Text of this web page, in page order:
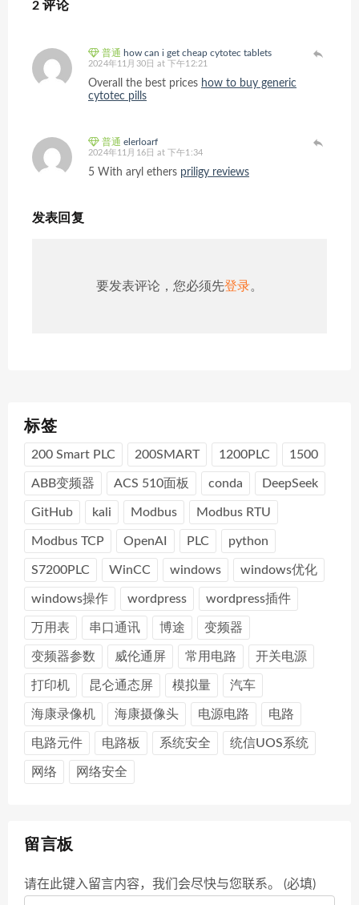
2 评论
普通 how can i get cheap cytotec tablets
2024年11月30日 at 下午12:21
Overall the best prices how to buy generic
cytotec pills
普通 elerloarf
2024年11月16日 at 下午1:34
5 With aryl ethers priligy reviews
发表回复
要发表评论，您必须先登录。
标签
200 Smart PLC 200SMART 1200PLC 1500
ABB变频器 ACS 510面板 conda DeepSeek
GitHub kali Modbus Modbus RTU
Modbus TCP OpenAI PLC python
S7200PLC WinCC windows windows优化
windows操作 wordpress wordpress插件
万用表 串口通讯 博途 变频器
变频器参数 威伦通屏 常用电路 开关电源
打印机 昆仑通态屏 模拟量 汽车
海康录像机 海康摄像头 电源电路 电路
电路元件 电路板 系统安全 统信UOS系统
网络 网络安全
留言板
请在此键入留言内容，我们会尽快与您联系。 (必填)